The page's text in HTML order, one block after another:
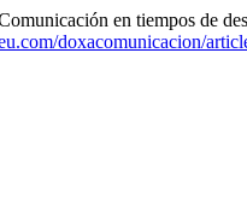
en tiempos de
doxacomunicacion/